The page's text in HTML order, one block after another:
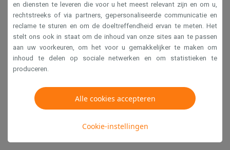
en diensten te leveren die voor u het meest relevant zijn en om u,
rechtstreeks of via partners, gepersonaliseerde communicatie en
reclame te sturen en om de doeltreffendheid ervan te meten. Het
stelt ons ook in staat om de inhoud van onze sites aan te passen
aan uw voorkeuren, om het voor u gemakkelijker te maken om
inhoud te delen op sociale netwerken en om statistieken te
produceren.
Alle cookies accepteren
Cookie-instellingen